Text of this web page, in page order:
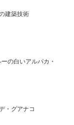
建築技術
の白いアルパカ・
・グアナコ